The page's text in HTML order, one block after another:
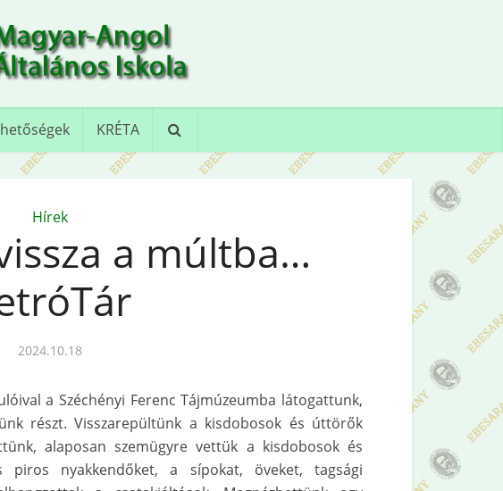
KRÉTA
Hírek
a múltba…
2024.10.18
a Széchényi Ferenc Tájmúzeumba látogattunk,
részt. Visszarepültünk a kisdobosok és úttörők
alaposan szemügyre vettük a kisdobosok és
nyakkendőket, a sípokat, öveket, tagsági